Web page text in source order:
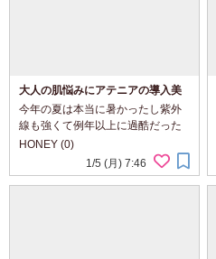
大人の肌悩みにアテニアの導入美
容液 プライマーショット
今年の夏は本当に暑かったし紫外
線も強くて例年以上に過酷だった
気がしますが、 私は秋の花粉症が
始まったときはちょっとゆらいだ
けど、それ以外は実は好調で💗 ア
HONEY (0)
1/5 (月) 7:46